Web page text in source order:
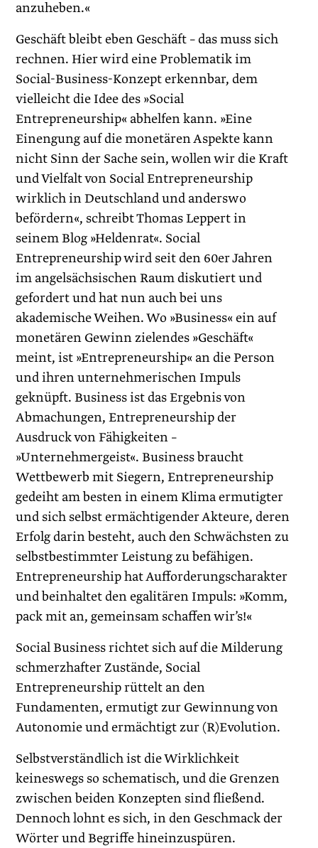
anzuheben.«
Geschäft bleibt eben Geschäft – das muss sich
rechnen. Hier wird eine Problematik im
Social-Business-Konzept erkennbar, dem
vielleicht die Idee des »Social
Entrepreneurship« abhelfen kann. »Eine
Einengung auf die monetären Aspekte kann
nicht Sinn der Sache sein, wollen wir die Kraft
und Vielfalt von Social Entrepreneurship
wirklich in Deutschland und anderswo
befördern«, schreibt ­Thomas Leppert in
seinem Blog »Heldenrat«. Social
Entrepreneurship wird seit den 60er Jahren
im angelsächsischen Raum diskutiert und
gefordert und hat nun auch bei uns
akademische Weihen. Wo »Business« ein auf
monetären Gewinn zielendes »Geschäft«
meint, ist »Entrepreneurship« an die Person
und ihren unternehmerischen Impuls
geknüpft. Business ist das Ergebnis von
Abmachungen, Entrepreneurship der
Ausdruck von Fähigkeiten –
»Unternehmergeist«. Business braucht
Wettbewerb mit Siegern, Entrepreneurship
gedeiht am besten in einem Klima ermutigter
und sich selbst ermächtigender Akteure, deren
Erfolg darin besteht, auch den Schwächsten zu
selbstbestimmter Leistung zu befähigen.
Entrepreneurship hat Aufforderungscharakter
und beinhaltet den egalitären Impuls: »Komm,
pack mit an, gemeinsam schaffen wir’s!«
Social Business richtet sich auf die Milderung
schmerzhafter Zustände, Social
Entrepreneurship rüttelt an den
Fundamenten, ermutigt zur Gewinnung von
Autonomie und ermächtigt zur (R)Evolution.
Selbstverständlich ist die Wirklichkeit
keineswegs so schematisch, und die Grenzen
zwischen beiden Konzepten sind fließend.
Dennoch lohnt es sich, in den Geschmack der
Wörter und Begriffe hineinzuspüren.